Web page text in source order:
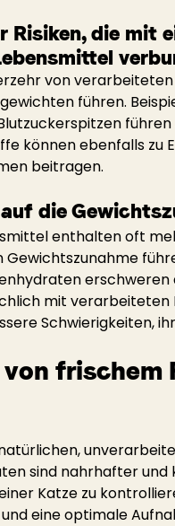
Risiken, die mit
von
führen.
können ebenfalls zu
beitragen.
die
enthalten oft
mit
Schwierigkeiten,
von
sind nahrhafter
Katze zu
eine optimale